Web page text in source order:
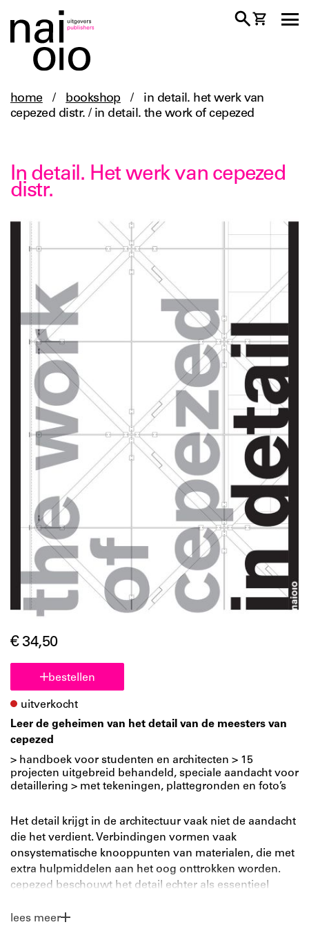
home / bookshop /
in detail. het werk van
cepezed distr. / in detail. the work of cepezed
In detail. Het werk van cepezed
distr.
€ 34,50
bestellen
uitverkocht
Leer de geheimen van het detail van de meesters van
cepezed
> handboek voor studenten en architecten > 15
projecten uitgebreid behandeld, speciale aandacht voor
detaillering > met tekeningen, plattegronden en foto’s
Het detail krijgt in de architectuur vaak niet de aandacht
die het verdient. Verbindingen vormen vaak
onsystematische knooppunten van materialen, die met
extra hulpmiddelen aan het oog onttrokken worden.
cepezed beschouwt het detail echter als essentieel
daarmee als integraal onderdeel van het
lees meer